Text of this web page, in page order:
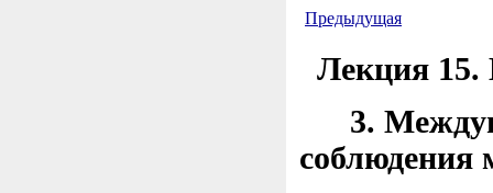
Предыдущая
Лекция 15.
3.
соблюдения